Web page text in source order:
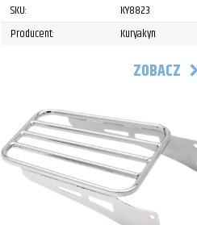
SKU:
KY8823
Producent:
Kuryakyn
ZOBACZ